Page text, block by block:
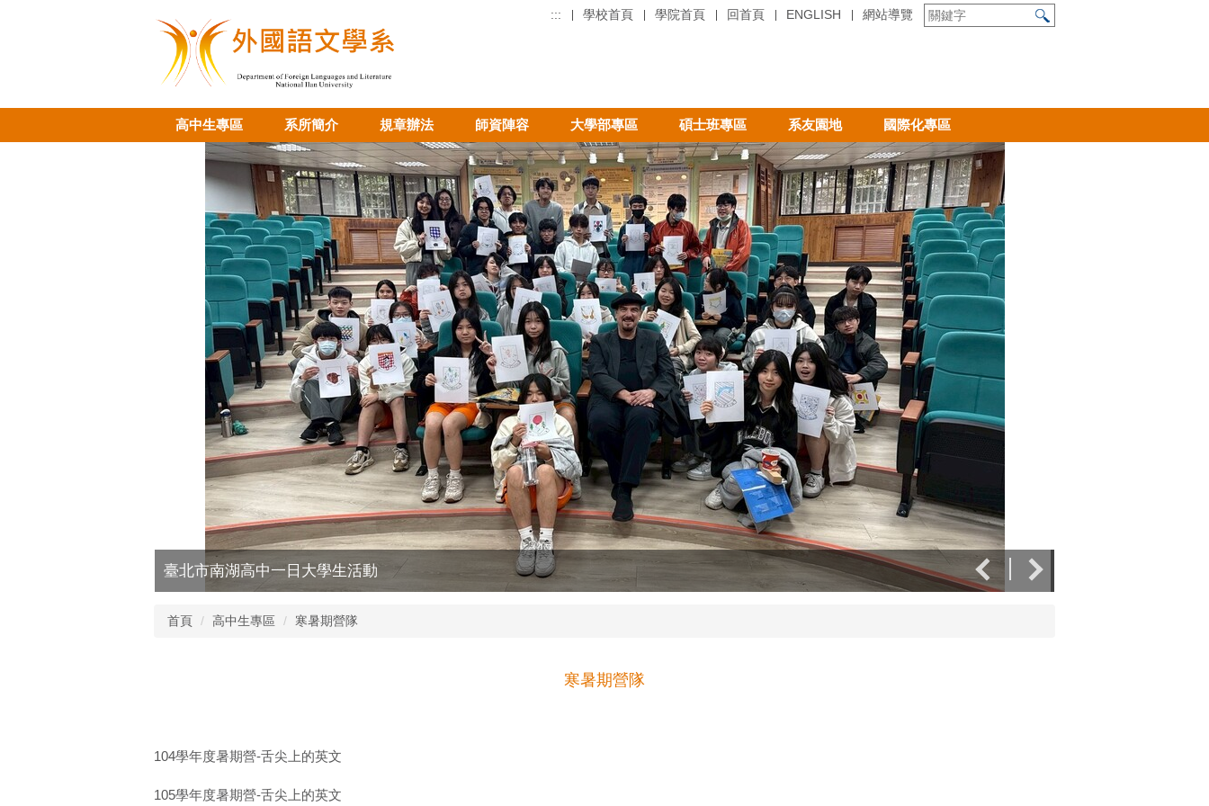
容
::: 學校首頁 學院首頁 回首頁 ENGLISH 網站導覽
高中生專區 系所簡介 規章辦法 師資陣容 大學部專區 碩士班專區 系友園地 國際化專區
臺北市南湖高中一日大學生活動
首頁 高中生專區 寒暑期營隊
寒暑期營隊
104學年度暑期營-舌尖上的英文
105學年度暑期營-舌尖上的英文